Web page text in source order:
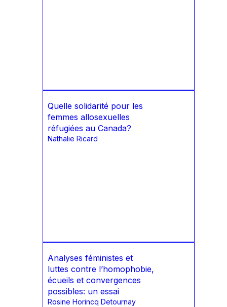
Quelle solidarité pour les
femmes allosexuelles
réfugiées au Canada?
Nathalie Ricard
Analyses féministes et
luttes contre l’homophobie,
écueils et convergences
possibles: un essai
Rosine Horincq Detournay